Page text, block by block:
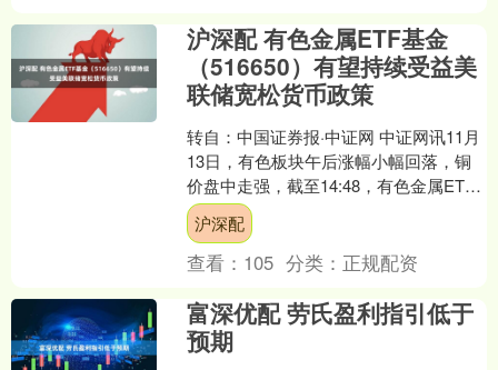
沪深配 有色金属ETF基金
（516650）有望持续受益美
联储宽松货币政策
转自：中国证券报·中证网 中证网讯11月
13日，有色板块午后涨幅小幅回落，铜
价盘中走强，截至14:48，有色金属ETF
基金（516650）涨幅收窄至4.06%，....
沪深配
查看： 105 分类： 正规配资
富深优配 劳氏盈利指引低于
预期